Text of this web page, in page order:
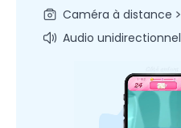
Caméra à distance
Audio unidirectionnel